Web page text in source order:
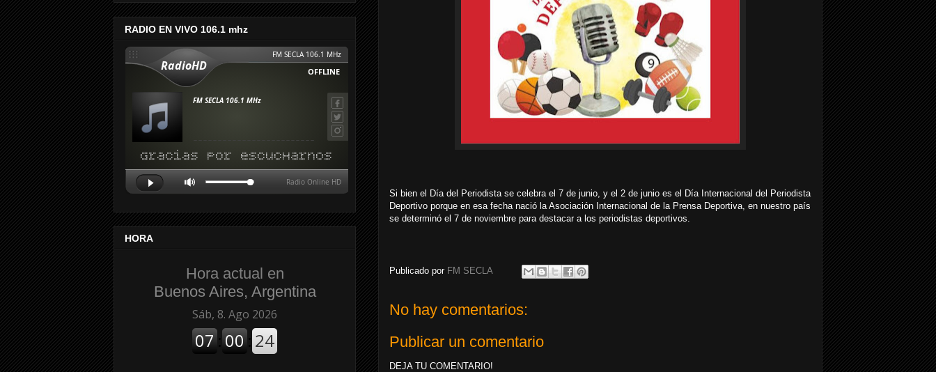
Si bien el Día del Periodista se celebra el 7 de junio, y el 2 de junio es el Día Internacional del Periodista
Deportivo porque en esa fecha nació la Asociación Internacional de la Prensa Deportiva, en nuestro país
se determinó el 7 de noviembre para destacar a los periodistas deportivos.
Publicado por FM SECLA
No hay comentarios:
Publicar un comentario
DEJA TU COMENTARIO!
RADIO EN VIVO 106.1 mhz
HORA
Hora actual en
Buenos Aires, Argentina